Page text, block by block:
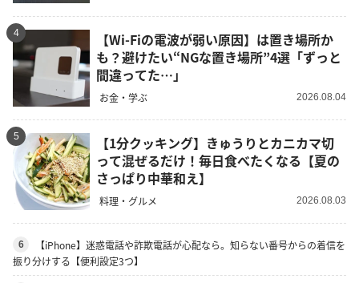
4
【Wi-Fiの電波が弱い原因】は置き場所か
も？避けたい“NGな置き場所”4選「ずっと
間違ってた…」
お金・学ぶ 2026.08.04
5
【1分クッキング】きゅうりとカニカマ切
って混ぜるだけ！毎日食べたくなる【夏の
さっぱり中華和え】
料理・グルメ 2026.08.03
6
【iPhone】迷惑電話や詐欺電話が心配なら。知らない番号からの着信を
振り分けする【便利設定3つ】